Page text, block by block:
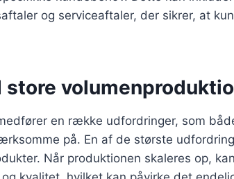
og serviceaftaler, der sikrer, at
store
en række udfordringer, som
på. En af de største
Når produktionen skaleres op,